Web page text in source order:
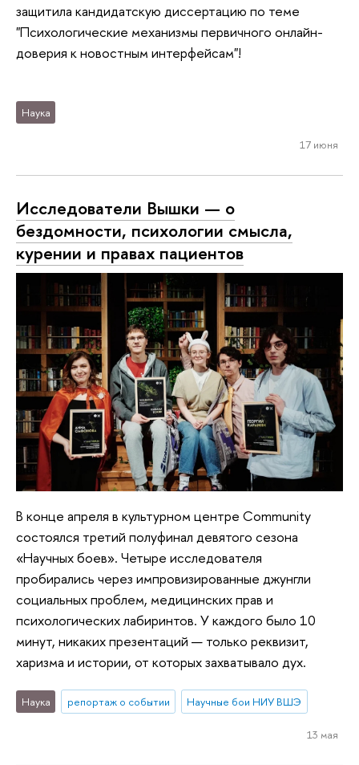
защитила кандидатскую диссертацию по теме
"Психологические механизмы первичного онлайн-
доверия к новостным интерфейсам"!
Наука
17 июня
Исследователи Вышки — о
бездомности, психологии смысла,
курении и правах пациентов
В конце апреля в культурном центре Community
состоялся третий полуфинал девятого сезона
«Научных боев». Четыре исследователя
пробирались через импровизированные джунгли
социальных проблем, медицинских прав и
психологических лабиринтов. У каждого было 10
минут, никаких презентаций — только реквизит,
харизма и истории, от которых захватывало дух.
Наука репортаж о событии Научные бои НИУ ВШЭ
13 мая